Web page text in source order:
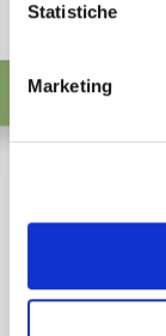
Statistiche
Marketing